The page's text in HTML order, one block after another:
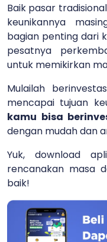
Baik pasar
keunikannya
bagian penting dari
pesatnya
untuk memikirkan
Mulailah
mencapai tujuan
kamu bisa
dengan mudah dan
Yuk, download
rencanakan masa
baik!